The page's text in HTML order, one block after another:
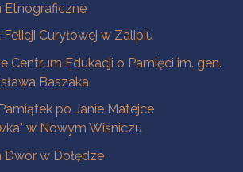
Etnograficzne
Curyłowej w Zalipiu
Centrum Edukacji o Pamięci im. gen.
Baszaka
po Janie Matejce
w Nowym Wiśniczu
Dwór w Dołędze